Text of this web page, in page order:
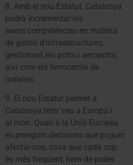
8. Amb el nou Estatut, Catalunya
podrà incrementar les
seves competències en matèria
de gestió d’infraestructures,
gestionant els ports i aeroports,
així com els ferrocarrils de
rodalies.
9. El nou Estatut permet a
Catalunya tenir veu a Europa i
al món. Quan a la Unió Europea
es prenguin decisions que puguin
afectar-nos, cosa que cada cop
és més freqüent, hem de poder